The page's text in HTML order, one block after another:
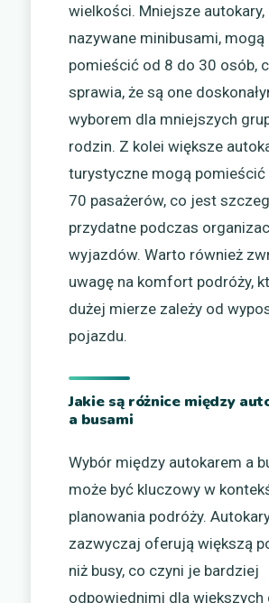
wielkości. Mniejsze
nazywane minibusami, mogą
pomieścić od 8 do 30 osób,
sprawia, że są one
wyborem dla mniejszych
rodzin. Z kolei większe
turystyczne mogą pomieścić
70 pasażerów, co jest
przydatne podczas
wyjazdów. Warto również
uwagę na komfort podróży,
dużej mierze zależy od
pojazdu.
Jakie są różnice między
a busami
Wybór między autokarem a
może być kluczowy w
planowania podróży.
zazwyczaj oferują większą
niż busy, co czyni je bardziej
odpowiednimi dla większych